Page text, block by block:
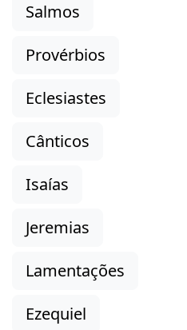
Salmos
Provérbios
Eclesiastes
Cânticos
Isaías
Jeremias
Lamentações
Ezequiel